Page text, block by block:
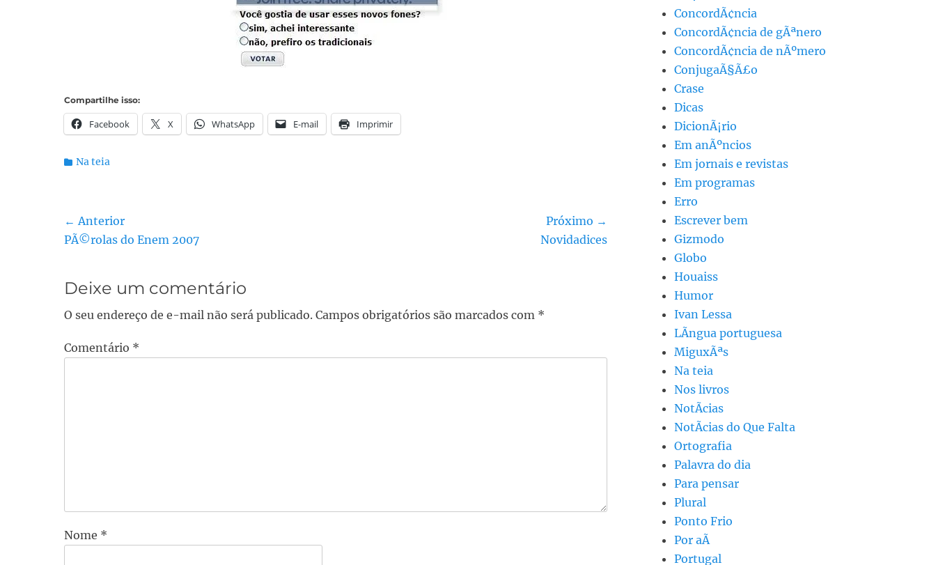
Compartilhe isso:
Facebook X WhatsApp E-mail Imprimir
Categorias:
Na teia
Navegação
de
← Anterior
Post
PÃ©rolas do Enem 2007
Próximo →
Novidadices
Deixe um comentário
O seu endereço de e-mail não será publicado. Campos obrigatórios são marcados com *
Comentário *
Nome *
ConcordÃ¢ncia
ConcordÃ¢ncia de gÃªnero
ConcordÃ¢ncia de nÃºmero
ConjugaÃ§Ã£o
Crase
Dicas
DicionÃ¡rio
Em anÃºncios
Em jornais e revistas
Em programas
Erro
Escrever bem
Gizmodo
Globo
Houaiss
Humor
Ivan Lessa
LÃ­ngua portuguesa
MiguxÃªs
Na teia
Nos livros
NotÃ­cias
NotÃ­cias do Que Falta
Ortografia
Palavra do dia
Para pensar
Plural
Ponto Frio
Por aÃ­
Portugal